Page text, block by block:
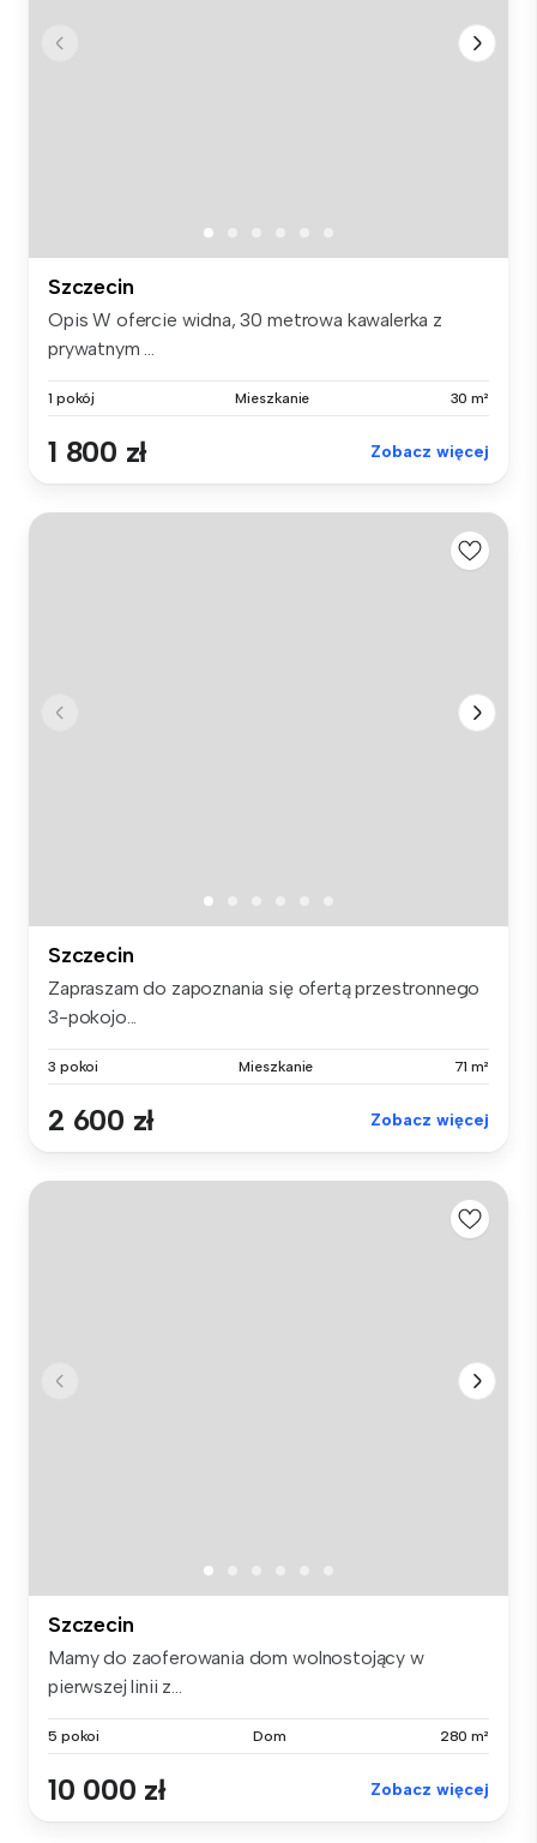
Szczecin
Opis W ofercie widna, 30 metrowa kawalerka z
prywatnym ...
1 pokój Mieszkanie 30 m²
1 800 zł Zobacz więcej
Szczecin
Zapraszam do zapoznania się ofertą przestronnego
3-pokojo...
3 pokoi Mieszkanie 71 m²
2 600 zł Zobacz więcej
Szczecin
Mamy do zaoferowania dom wolnostojący w
pierwszej linii z...
5 pokoi Dom 280 m²
10 000 zł Zobacz więcej